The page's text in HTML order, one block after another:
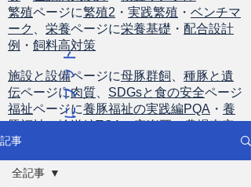
繁殖ページに繁殖2 ・ 実践繁殖 ・ ベンチマ
ーク
栄養ページに栄養基礎 ・ 配合設計
例 ・ 飼料高対策
施設と設備ページに母豚群飼
種豚と遺
伝ページに肉質 SDGsと食の安全ページ
福祉ページに養豚福祉の実践編PQA ・ 養
豚福祉の輸送編TQA・安楽死・農場査定
ト
ッ
プ
に
記事
全記事